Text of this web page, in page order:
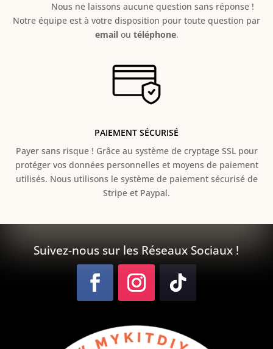
Nous ne laissons aucune question sans réponse !
Notre équipe est à votre disposition pour toute question par
emailou téléphone.
PAIEMENT SÉCURISÉ
Payer sans risque ! Grâce au système de cryptage SSL pour
protéger vos données personnelles et moyens de paiement
utilisés. Nous utilisons le système de paiement sécurisé de
Stripe et Paypal.
Suivez-nous sur les Réseaux Sociaux !